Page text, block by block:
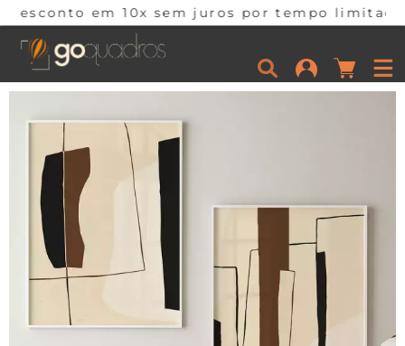
10x sem juros por tempo limitado. Corra e